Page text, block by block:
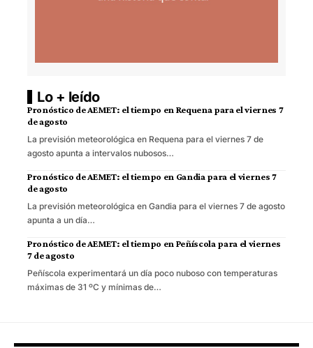
Lo + leído
Pronóstico de AEMET: el tiempo en Requena para el viernes 7
de agosto
La previsión meteorológica en Requena para el viernes 7 de
agosto apunta a intervalos nubosos…
Pronóstico de AEMET: el tiempo en Gandia para el viernes 7
de agosto
La previsión meteorológica en Gandia para el viernes 7 de agosto
apunta a un día…
Pronóstico de AEMET: el tiempo en Peñíscola para el viernes
7 de agosto
Peñíscola experimentará un día poco nuboso con temperaturas
máximas de 31 ºC y mínimas de…